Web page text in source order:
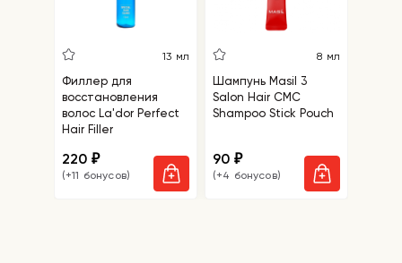
13 мл
Филлер для
восстановления
волос La'dor Perfect
Hair Filler
220 ₽
(+11 бонусов)
8 мл
Шампунь Masil 3
Salon Hair CMC
Shampoo Stick Pouch
90 ₽
(+4 бонусов)